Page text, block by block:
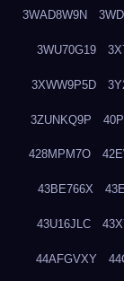
3WAD8W9N
3WU70G19
3XWW9P5D
3ZUNKQ9P
428MPM7O
43BE766X
43U16JLC
44AFGVXY